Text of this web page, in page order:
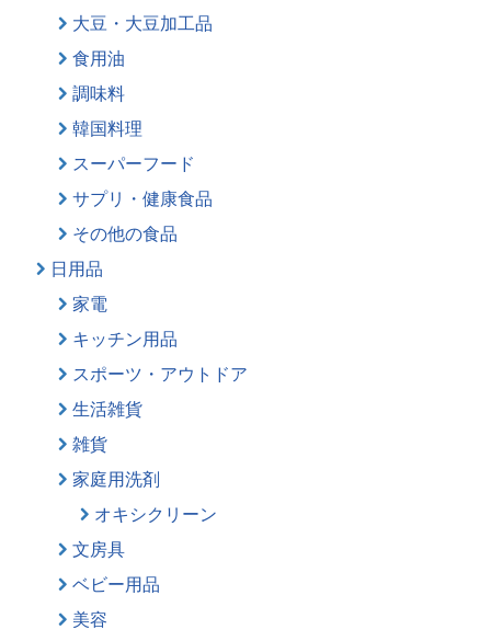
大豆・大豆加工品
食用油
調味料
韓国料理
スーパーフード
サプリ・健康食品
その他の食品
日用品
家電
キッチン用品
スポーツ・アウトドア
生活雑貨
雑貨
家庭用洗剤
オキシクリーン
文房具
ベビー用品
美容